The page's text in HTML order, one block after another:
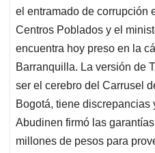
p
k
n
el entramado de corrupción
Centros Poblados y el
encuentra hoy preso en la
Barranquilla. La versión de
ser el cerebro del Carrusel
Bogotá, tiene discrepancias
Abudinen firmó las
millones de pesos para